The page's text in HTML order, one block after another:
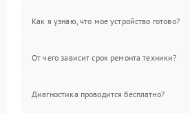
Как я узнаю, что мое устройство готово?
От чего зависит срок ремонта техники?
Диагностика проводится бесплатно?